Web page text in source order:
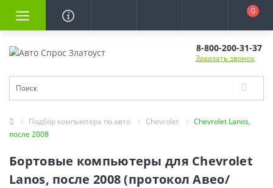
0
8-800-200-31-37
Заказать звонок
Подбор компьютера по авто Chevrolet
Chevrolet Lanos,
после 2008
Бортовые компьютеры для Chevrolet
Lanos, после 2008 (протокол Авео/